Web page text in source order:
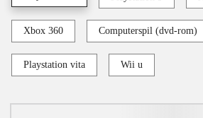
Xbox 360 Computerspil (dvd-rom)
Playstation vita Wii u